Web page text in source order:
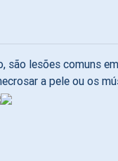
lesões comuns
a pele ou os